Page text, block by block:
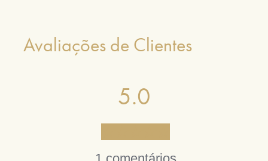
Avaliações de Clientes
5.0
1 comentários